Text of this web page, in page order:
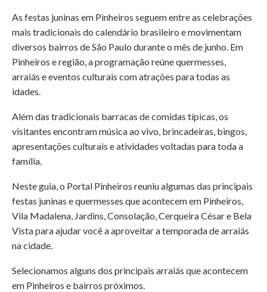
As festas juninas em Pinheiros seguem entre as celebrações
mais tradicionais do calendário brasileiro e movimentam
diversos bairros de São Paulo durante o mês de junho. Em
Pinheiros e região, a programação reúne quermesses,
arraiás e eventos culturais com atrações para todas as
idades.
Além das tradicionais barracas de comidas típicas, os
visitantes encontram música ao vivo, brincadeiras, bingos,
apresentações culturais e atividades voltadas para toda a
família.
Neste guia, o Portal Pinheiros reuniu algumas das principais
festas juninas e quermesses que acontecem em Pinheiros,
Vila Madalena, Jardins, Consolação, Cerqueira César e Bela
Vista para ajudar você a aproveitar a temporada de arraiás
na cidade.
Selecionamos alguns dos principais arraiás que acontecem
em Pinheiros e bairros próximos.